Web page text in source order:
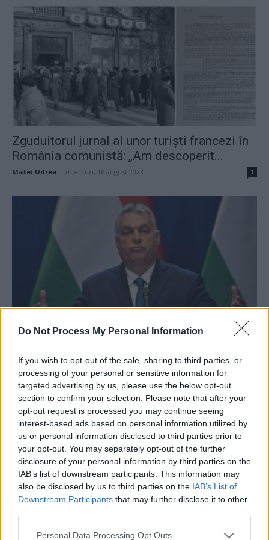
Do Not Process My Personal Information
If you wish to opt-out of the sale, sharing to third parties, or
processing of your personal or sensitive information for
targeted advertising by us, please use the below opt-out
section to confirm your selection. Please note that after your
opt-out request is processed you may continue seeing
interest-based ads based on personal information utilized by
us or personal information disclosed to third parties prior to
your opt-out. You may separately opt-out of the further
disclosure of your personal information by third parties on the
IAB’s list of downstream participants. This information may
also be disclosed by us to third parties on the IAB’s List of
Downstream Participants that may further disclose it to other
Personal Data Processing Opt Outs
Zguduitorul jurnal al unor turiști francezi în
România comunistă: „Am descoperit...
Matei Udrea miercuri, 16 august 2023 1
Rafturi goale și alimente pe rație în Ungaria,
Redacţia - marți, 20 decembrie 2022